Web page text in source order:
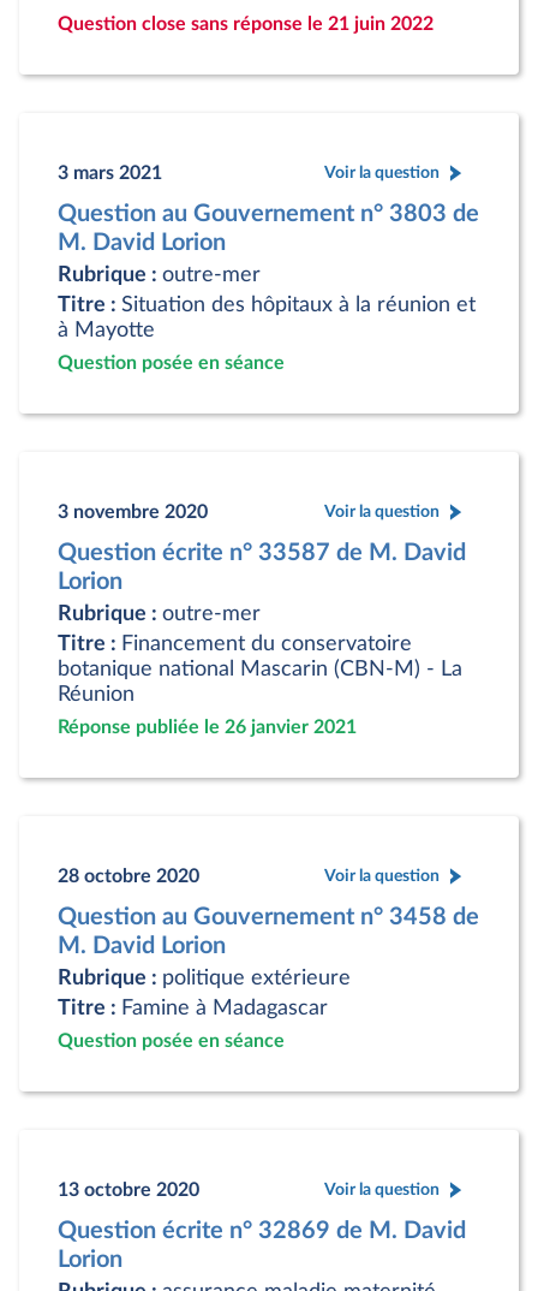
Question close sans réponse le 21 juin 2022
3 mars 2021 Voir la question
Question au Gouvernement n° 3803 de
M. David Lorion
Rubrique : outre-mer
Titre : Situation des hôpitaux à la réunion et
à Mayotte
Question posée en séance
3 novembre 2020 Voir la question
Question écrite n° 33587 de M. David
Lorion
Rubrique : outre-mer
Titre : Financement du conservatoire
botanique national Mascarin (CBN-M) - La
Réunion
Réponse publiée le 26 janvier 2021
28 octobre 2020 Voir la question
Question au Gouvernement n° 3458 de
M. David Lorion
Rubrique : politique extérieure
Titre : Famine à Madagascar
Question posée en séance
13 octobre 2020 Voir la question
Question écrite n° 32869 de M. David
Lorion